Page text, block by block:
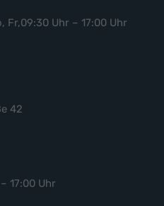
Fr,09:30 Uhr – 17:00 Uhr
42
17:00 Uhr